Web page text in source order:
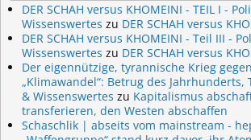
DER SCHAH versus KHOMEINI - TEIL I -
Wissenswertes zu DER SCHAH versus
DER SCHAH versus KHOMEINI - Teil III -
Wissenswertes zu DER SCHAH versus
Der eigennützige, tyrannische Krieg
„Klimawandel“: Betrug des Jahrhunderts,
& Wissenswertes zu Kapitalismus
transferieren, den Westen abschaffen
Schaschlik | abseits vom mainstream -